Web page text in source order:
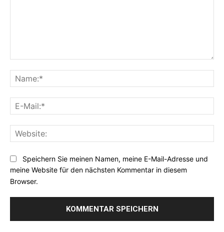
Speichern Sie meinen Namen, meine E-Mail-Adresse und
meine Website für den nächsten Kommentar in diesem
Browser.